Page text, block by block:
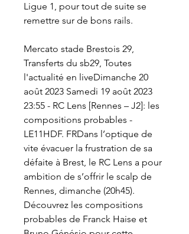
Ligue 1, pour tout de suite se
remettre sur de bons rails.
Mercato stade Brestois 29,
Transferts du sb29, Toutes
l'actualité en liveDimanche 20
août 2023 Samedi 19 août 2023
23:55 - RC Lens [Rennes – J2]: les
compositions probables -
LE11HDF. FRDans l’optique de
vite évacuer la frustration de sa
défaite à Brest, le RC Lens a pour
ambition de s’offrir le scalp de
Rennes, dimanche (20h45).
Découvrez les compositions
probables de Franck Haise et